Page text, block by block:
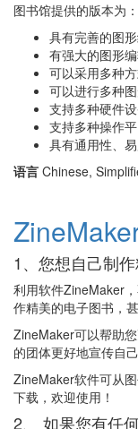
图书馆提供的版本为
具有完善的图形
有强大的图形编
可以采用多种
可以进行多种
支持多种硬件设
支持多种操作
具有通用性、易
语言 Chinese,
1、您想自己制
利用软件ZineMaker
作精美的电子图书，
ZineMaker可以帮助
的团体更好地宣传自己
ZineMaker软件可从
下载，欢迎使用！
2、 如果您有任